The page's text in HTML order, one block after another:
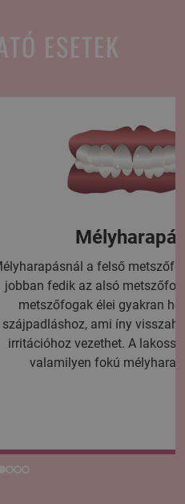
ESETEK
a kelleténél
Az alsó
hozzáérnek a
visszahúzódáshoz, és
lakosság 70% – nak
van.